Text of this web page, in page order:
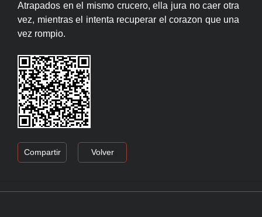
Atrapados en el mismo crucero, ella jura no caer otra
vez, mientras el intenta recuperar el corazon que una
vez rompio.
Compartir Volver